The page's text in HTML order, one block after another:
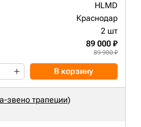
HLMD
Краснодар
2 шт
89 000 ₽
89 900 ₽
В корзину
звено трапеции)